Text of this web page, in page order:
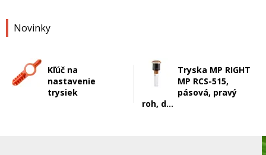
Novinky
Kľúč na
nastavenie
trysiek
Tryska MP RIGHT
MP RCS-515,
pásová, pravý
roh, d...